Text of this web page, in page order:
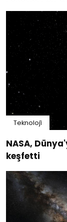
Teknoloji̇
NASA,
keşfetti